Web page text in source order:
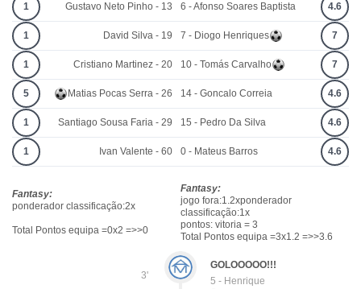
1 Gustavo Neto Pinho - 13
1 David Silva - 19
1 Cristiano Martinez - 20
5 Matias Pocas Serra - 26
1 Santiago Sousa Faria - 29
1 Ivan Valente - 60
6 - Afonso Soares Baptista 4.6
7 - Diogo Henriques 7
10 - Tomás Carvalho 7
14 - Goncalo Correia 4.6
15 - Pedro Da Silva 4.6
0 - Mateus Barros 4.6
Fantasy:
ponderador classificação:2x
Total Pontos equipa =0x2 =>>0
Fantasy:
jogo fora:1.2xponderador
classificação:1x
pontos: vitoria = 3
Total Pontos equipa =3x1.2 =>>3.6
3'
GOLOOOOO!!!
5 - Henrique